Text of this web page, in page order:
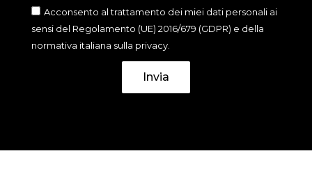
Acconsento al trattamento dei miei dati personali ai
sensi del Regolamento (UE) 2016/679 (GDPR) e della
normativa italiana sulla privacy.
Invia